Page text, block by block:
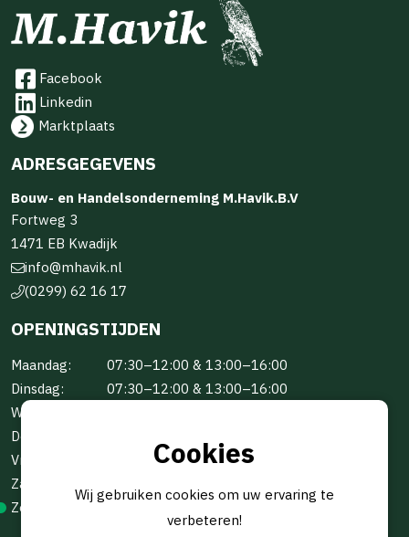
Facebook
Linkedin
Marktplaats
ADRESGEGEVENS
Bouw- en Handelsonderneming M.Havik.B.V
Fortweg 3
1471 EB Kwadijk
info@mhavik.nl
(0299) 62 16 17
OPENINGSTIJDEN
Maandag:
07:30–12:00 & 13:00–16:00
Dinsdag:
07:30–12:00 & 13:00–16:00
Woensdag:
Donderdag:
Vrijdag:
07:30–12:00 & 13:00–16:00
Zaterdag:
Zondag:
Cookies
Wij gebruiken cookies om uw ervaring te
verbeteren!